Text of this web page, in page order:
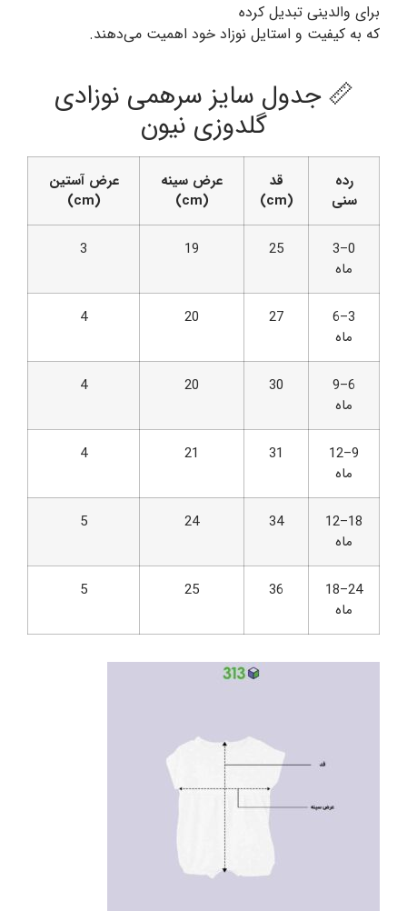
برای والدینی تبدیل کرده
که به کیفیت و استایل نوزاد خود اهمیت می‌دهند.
📏 جدول سایز سرهمی نوزادی
گلدوزی نیون
رده
سنی
قد
(cm)
عرض سینه
(cm)
عرض آستین
(cm)
0–3
ماه
25
19
3
3–6
ماه
27
20
4
6–9
ماه
30
20
4
9–12
ماه
31
21
4
18–12
ماه
34
24
5
24–18
ماه
36
25
5